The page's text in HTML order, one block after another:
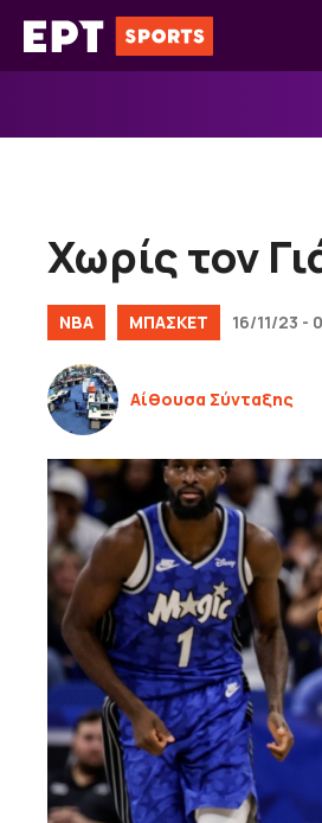
Μετάβαση
σε
Χωρίς τον
NBA ΜΠΑΣΚΕΤ 16/11/23 -
Αίθουσα Σύνταξης